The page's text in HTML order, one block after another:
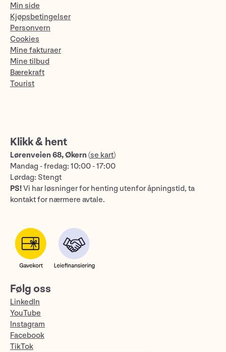
Min side
Kjøpsbetingelser
Personvern
Cookies
Mine fakturaer
Mine tilbud
Bærekraft
Tourist
Klikk & hent
Lørenveien 68, Økern (se kart)
Mandag - fredag: 10:00 - 17:00
Lørdag: Stengt
PS!Vi har løsninger for henting utenfor åpningstid, ta
kontakt for nærmere avtale.
Følg oss
LinkedIn
YouTube
Instagram
Facebook
TikTok